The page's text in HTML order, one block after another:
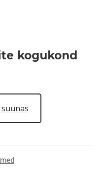
kogukond